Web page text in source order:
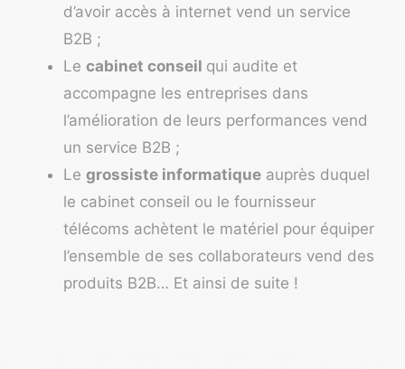
d’avoir accès à internet vend un service
B2B ;
Le cabinet conseil qui audite et
accompagne les entreprises dans
l’amélioration de leurs performances vend
un service B2B ;
Le grossiste informatique auprès duquel
le cabinet conseil ou le fournisseur
télécoms achètent le matériel pour équiper
l’ensemble de ses collaborateurs vend des
produits B2B… Et ainsi de suite !